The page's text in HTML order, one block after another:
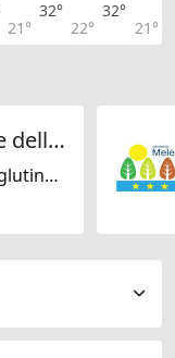
21°
32°
22°
32°
21°
Albergo Ristorante della Stazione da YanElo
Piatti biologici, Senza glutine, Senza lattosio, Senza noci, Senza soja, Mediterranea, Francese, Italiana, Regionale, Svizzera